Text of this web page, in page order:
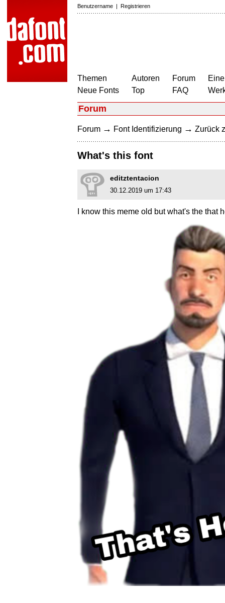
Benutzername | Registrieren
Themen
Neue Fonts
Autoren
Top
Forum
FAQ
Forum
Forum → Font Identifizierung → Zurück
What's this font
editztentacion
30.12.2019 um 17:43
I know this meme old but what's the that